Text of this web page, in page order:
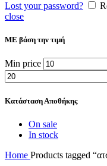
Lost your password?
close
ΜΕ βάση την τιμή
Min price
Κατάσταση Αποθήκης
On sale
In stock
Home Products tagged